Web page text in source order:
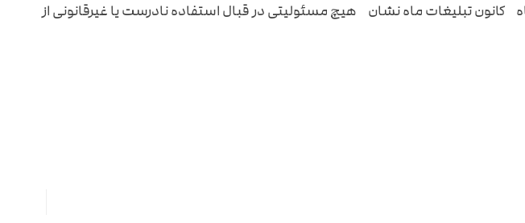
تبلیغات ماه نشان هیچ مسئولیتی در قبال استفاده نادرست یا غیرقانونی از